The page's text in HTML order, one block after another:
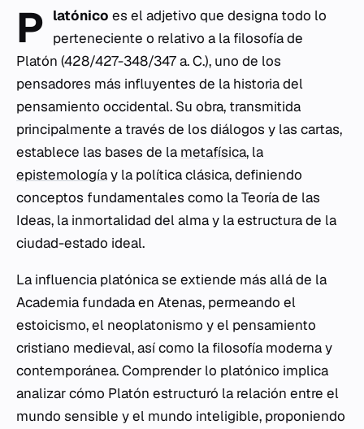
P latónico es el adjetivo que designa todo lo
perteneciente o relativo a la filosofía de
Platón (428/427-348/347 a. C.), uno de los
pensadores más influyentes de la historia del
pensamiento occidental. Su obra, transmitida
principalmente a través de los diálogos y las cartas,
establece las bases de la metafísica, la
epistemologíay la política clásica, definiendo
conceptos fundamentales como la Teoría de las
Ideas, la inmortalidad del alma y la estructura de la
ciudad-estado ideal.
La influencia platónica se extiende más allá de la
Academia fundada en Atenas, permeando el
estoicismo, el neoplatonismo y el pensamiento
cristiano medieval, así como la filosofía moderna y
contemporánea. Comprender lo platónico implica
analizar cómo Platón estructuró la relación entre el
mundo sensible y el mundo inteligible, proponiendo